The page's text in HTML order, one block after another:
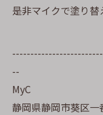
是非マイクで塗り替
--
MyC
静岡県静岡市葵区一